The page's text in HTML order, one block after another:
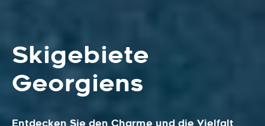
Skigebiete
Georgiens
Entdecken Sie den Charme und die Vielfalt